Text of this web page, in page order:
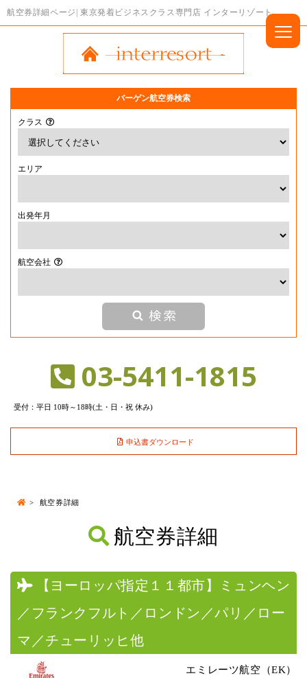
航空券詳細ページ| 東京発着ビジネスクラス専門店 インターリゾート
バーゲン航空券検索
クラス
エリア
出発年月
航空会社
03-5411-1815
受付：平日 10時～18時(土・日・祝 休み)
申込書ダウンロード
航空券詳細
航空券詳細
【ヨーロッパ指定１１都市】ミュンヘン
／フランクフルト／ロンドン／パリ／ロー
マ／チューリッヒ他
エミレーツ航空（EK）